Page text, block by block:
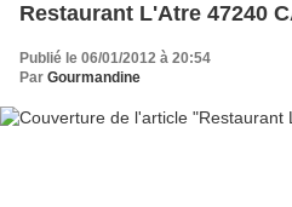
Restaurant L'Atre 47240
Publié le 06/01/2012 à 20:54
Par Gourmandine